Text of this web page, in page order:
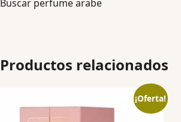
Buscar perfume arabe
Productos relacionados
¡Oferta!